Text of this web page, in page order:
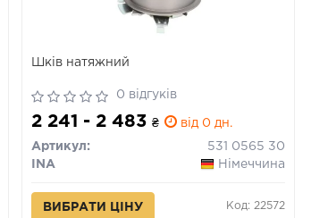
Шків натяжний
0 відгуків
2 241 - 2 483₴ від 0 дн.
Артикул:
531 0565 30
INA
Німеччина
ВИБРАТИ ЦІНУ Код: 22572